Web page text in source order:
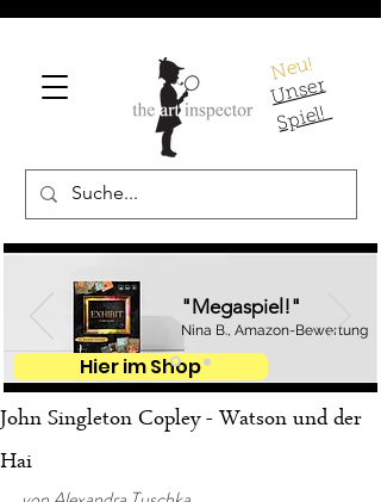
Neu!
U
ns
er
S
pi
el!
"Megaspiel!"
Nina B., Amazon-Bewertung
Hier im Shop
John Singleton Copley - Watson und der
Hai